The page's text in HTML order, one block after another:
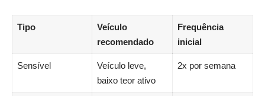
Tipo
Veículo
recomendado
Frequência
inicial
Sensível
Veículo leve,
baixo teor ativo
2x por semana